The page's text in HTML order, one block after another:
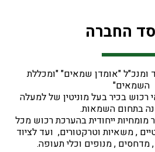
החברה
מר חיים שריקי – מייסד ומנכ"ל "אומדן שמאים" "ומכללת
השמאים"
מדחסים , מנופים וכלי תעופה.